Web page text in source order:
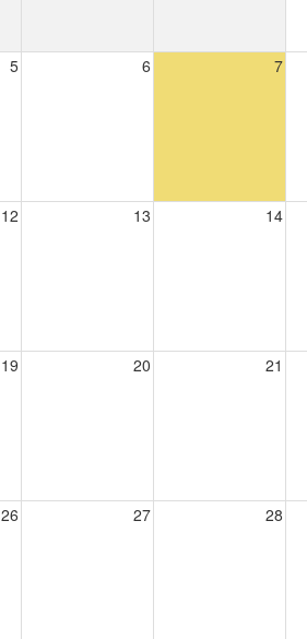
5 6 7
12 13 14
19 20 21
26 27 28